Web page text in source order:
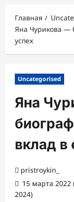
Главная
Яна Чурикова —
успех
Uncategorised
Яна
вклад в
pristroykin_
15 марта 2022
2024)